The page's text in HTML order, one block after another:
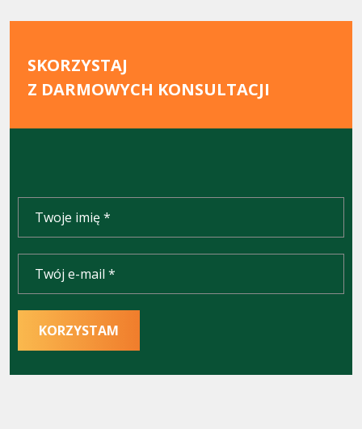
SKORZYSTAJ
Z DARMOWYCH KONSULTACJI